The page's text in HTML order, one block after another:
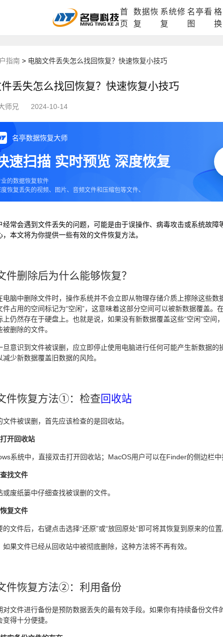
首
页
数据恢
复
系统修
复
名亭看
图
换
DLL修复中心 电脑数据恢复 格式化数据
指南 > 电脑文件丢失怎么找回恢复？快速恢复小技巧
丢失怎么找回恢复？快速恢复小技巧
师兄 2024-10-14
名亭数据恢复大师
速扫描 实时预览 深度恢复
的数据恢复软件
恢复丢失的视频、图片、音频文件和压缩包等文件、
经常会遇到文件丢失的问题，可能是由于误操作、病毒攻击或系统故
，本文将为你提供一些有效的文件恢复方法。
件删除后为什么能够恢复？
电脑中删除文件时，操作系统并不会立即从物理存储介质上擦除这些
件占用的空间标记为“空闲”，这意味着这部分空间可以被新数据覆盖。
上仍然存在于硬盘上。也就是说，如果没有新数据覆盖这些“空闲”空间
删除的文件。
旦意识到文件被误删，应立即停止使用电脑进行任何可能产生新数据
减少新数据覆盖旧数据的风险。
件恢复方法①：检查回收站
文件被误删，首先应该检查的是回收站。
开回收站
系统中，直接双击打开回收站；MacOS用户可以在Finder的侧边栏中
找文件
或废纸篓中仔细查找被误删的文件。
复文件
的文件后，右键点击选择“还原”或“放回原处”即可将其恢复到原来的位
如果文件已经从回收站中被彻底删除，这种方法将不再有效。
件恢复方法②：利用备份
对文件进行备份是预防数据丢失的最有效手段。如果你有持续备份文
得十分便捷。